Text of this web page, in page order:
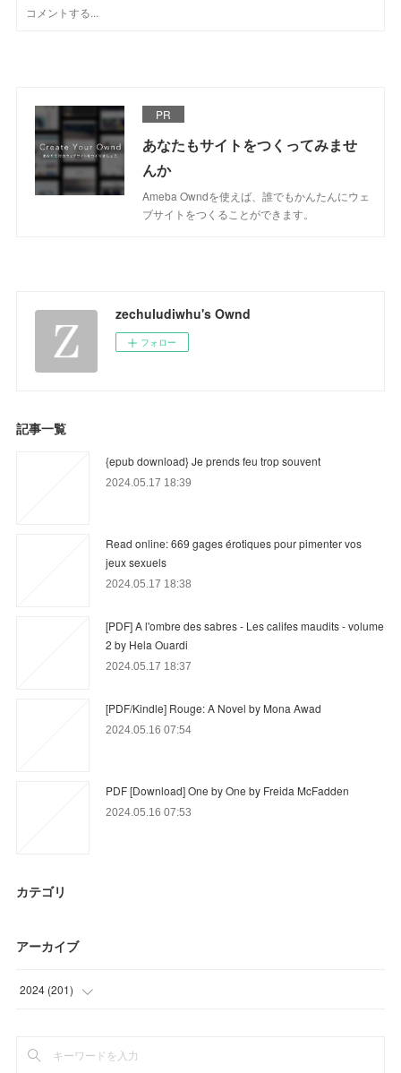
PR
あなたもサイトをつくってみませ
んか
Ameba Owndを使えば、誰でもかんたんにウェ
ブサイトをつくることができます。
zechuludiwhu's Ownd
フォロー
記事一覧
{epub download} Je prends feu trop souvent
2024.05.17 18:39
Read online: 669 gages érotiques pour pimenter vos
jeux sexuels
2024.05.17 18:38
[PDF] A l'ombre des sabres - Les califes maudits - volume
2 by Hela Ouardi
2024.05.17 18:37
[PDF/Kindle] Rouge: A Novel by Mona Awad
2024.05.16 07:54
PDF [Download] One by One by Freida McFadden
2024.05.16 07:53
カテゴリ
アーカイブ
2024 (201)
(